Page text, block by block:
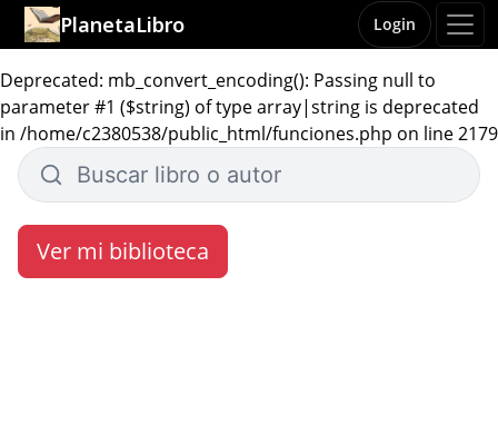
Deprecated: mb_convert_encoding(): Passing null to
parameter #1 ($string) of type array|string is deprecated
in /home/c2380538/public_html/funciones.php on line 2179
PlanetaLibro Login
Ver mi biblioteca